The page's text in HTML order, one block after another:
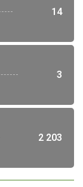
14
3
2 203